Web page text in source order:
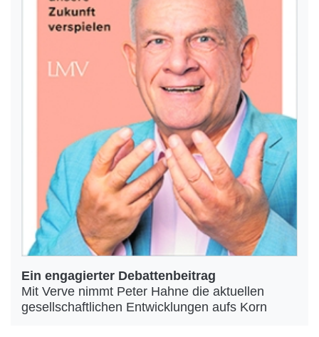
Ein engagierter Debattenbeitrag
Mit Verve nimmt Peter Hahne die aktuellen
gesellschaftlichen Entwicklungen aufs Korn